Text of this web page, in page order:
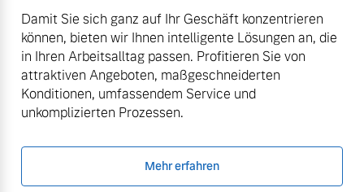
Damit Sie sich ganz auf Ihr Geschäft konzentrieren
können, bieten wir Ihnen intelligente Lösungen an, die
in Ihren Arbeitsalltag passen. Profitieren Sie von
attraktiven Angeboten, maßgeschneiderten
Konditionen, umfassendem Service und
unkomplizierten Prozessen.
Mehr erfahren